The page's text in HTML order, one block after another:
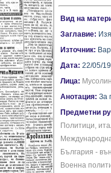
Вид на
Заглавие:
Източник:
Дата: 22/05/
Лица:
Анотация: За
Предметни
Политици,
България -
Военна